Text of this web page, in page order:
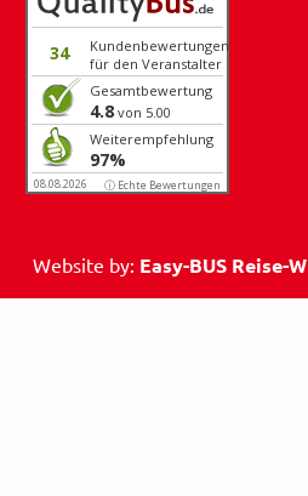
34
Kundenbewertungen
für den Veranstalter
Gesamtbewertung
4.8 von 5.00
Weiterempfehlung
97%
08.08.2026 ⓘ Echte Bewertungen
Website by: Easy-BUS Reise-